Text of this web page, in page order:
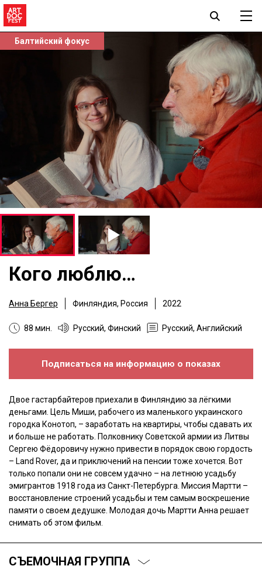
Балтийский фокус
Кого люблю…
Анна Бергер Финляндия, Россия 2022
88 мин. Русский, Финский Русский, Английский
Подписаться на информацию о показах
Двое гастарбайтеров приехали в Финляндию за лёгкими
деньгами. Цель Миши, рабочего из маленького украинского
городка Конотоп, – заработать на квартиры, чтобы сдавать их
и больше не работать. Полковнику Советской армии из Литвы
Сергею Фёдоровичу нужно привести в порядок свою гордость
– Land Rover, да и приключений на пенсии тоже хочется. Вот
только попали они не совсем удачно – на летнюю усадьбу
эмигрантов 1918 года из Санкт-Петербурга. Миссия Мартти –
восстановление строений усадьбы и тем самым воскрешение
памяти о своем дедушке. Молодая дочь Мартти Анна решает
снимать об этом фильм.
СЪЕМОЧНАЯ ГРУППА